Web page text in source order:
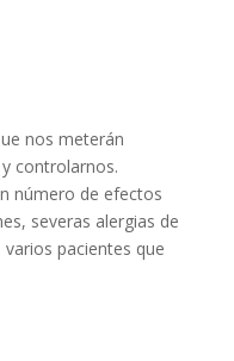
nos meterán
controlarnos.
número de efectos
severas alergias de
pacientes que